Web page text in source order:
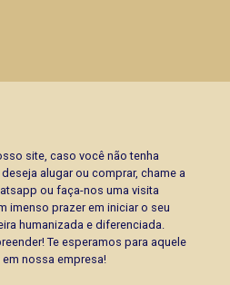
site, caso você não tenha
alugar ou comprar, chame a
ou faça-nos uma visita
imenso prazer em iniciar o seu
humanizada e diferenciada.
Te esperamos para aquele
nossa empresa!